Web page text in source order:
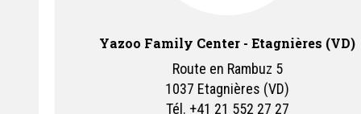
Yazoo Family Center - Etagnières (VD)
Route en Rambuz 5
1037 Etagnières (VD)
+41 21 552 27 27